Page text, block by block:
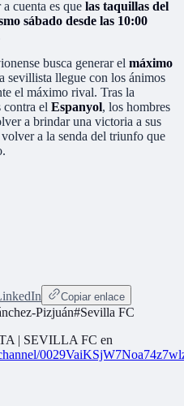
cuenta es que las taquillas del
sábado desde las 10:00
busca generar el máximo
sevillista llegue con los ánimos
el máximo rival. Tras la
contra el Espanyol, los hombres
a brindar una victoria a sus
a la senda del triunfo que
Copiar enlace
Pizjuán#Sevilla FC
| SEVILLA FC en